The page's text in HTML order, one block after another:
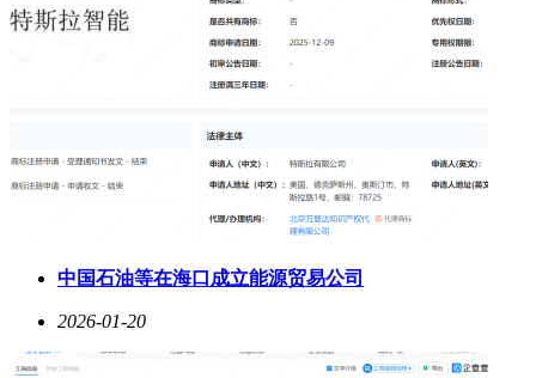
中国石油等在海口成立能源贸易公司
2026-01-20